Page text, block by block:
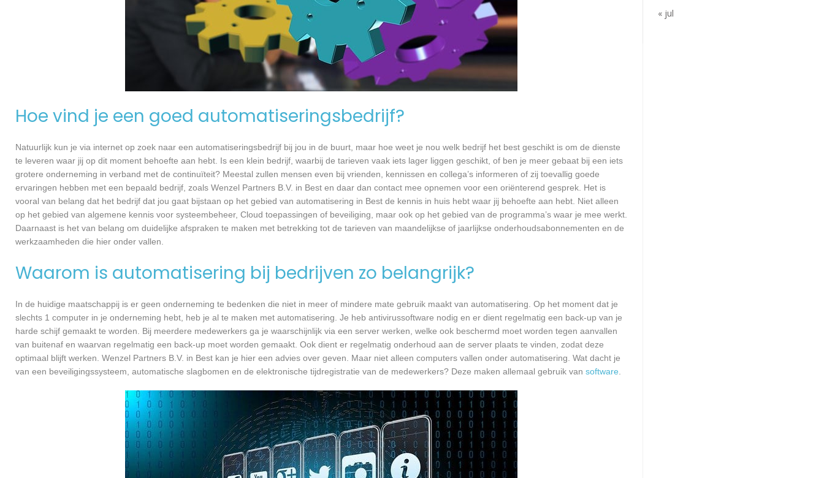
Hoe vind je een goed automatiseringsbedrijf?
Natuurlijk kun je via internet op zoek naar een automatiseringsbedrijf bij jou in de buurt, maar hoe weet je nou welk bedrijf het best geschikt is om de dienste
te leveren waar jij op dit moment behoefte aan hebt. Is een klein bedrijf, waarbij de tarieven vaak iets lager liggen geschikt, of ben je meer gebaat bij een iets
grotere onderneming in verband met de continuïteit? Meestal zullen mensen even bij vrienden, kennissen en collega’s informeren of zij toevallig goede
ervaringen hebben met een bepaald bedrijf, zoals Wenzel Partners B.V. in Best en daar dan contact mee opnemen voor een oriënterend gesprek. Het is
vooral van belang dat het bedrijf dat jou gaat bijstaan op het gebied van automatisering in Best de kennis in huis hebt waar jij behoefte aan hebt. Niet alleen
op het gebied van algemene kennis voor systeembeheer, Cloud toepassingen of beveiliging, maar ook op het gebied van de programma’s waar je mee werkt.
Daarnaast is het van belang om duidelijke afspraken te maken met betrekking tot de tarieven van maandelijkse of jaarlijkse onderhoudsabonnementen en de
werkzaamheden die hier onder vallen.
Waarom is automatisering bij bedrijven zo belangrijk?
In de huidige maatschappij is er geen onderneming te bedenken die niet in meer of mindere mate gebruik maakt van automatisering. Op het moment dat je
slechts 1 computer in je onderneming hebt, heb je al te maken met automatisering. Je heb antivirussoftware nodig en er dient regelmatig een back-up van je
harde schijf gemaakt te worden. Bij meerdere medewerkers ga je waarschijnlijk via een server werken, welke ook beschermd moet worden tegen aanvallen
van buitenaf en waarvan regelmatig een back-up moet worden gemaakt. Ook dient er regelmatig onderhoud aan de server plaats te vinden, zodat deze
optimaal blijft werken. Wenzel Partners B.V. in Best kan je hier een advies over geven. Maar niet alleen computers vallen onder automatisering. Wat dacht je
van een beveiligingssysteem, automatische slagbomen en de elektronische tijdregistratie van de medewerkers? Deze maken allemaal gebruik van software
« jul